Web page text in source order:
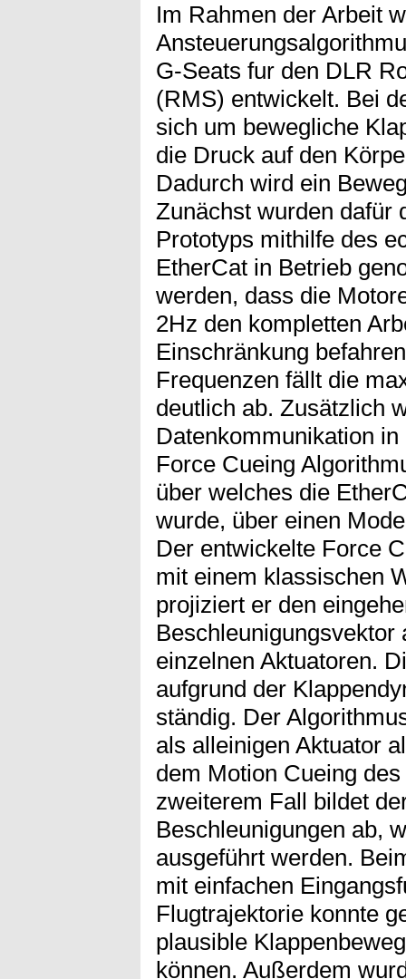
Im Rahmen der Arbeit
G-Seats fur den DLR
(RMS) entwickelt. Bei
sich um bewegliche
die Druck auf den
Dadurch wird ein
Zunächst wurden dafür
Prototyps mithilfe des
EtherCat in Betrieb
werden, dass die
2Hz den kompletten
Einschränkung
Frequenzen fällt die
deutlich ab. Zusätzlich
Datenkommunikation
Force Cueing
über welches die
wurde, über einen
Der entwickelte Force
mit einem klassischen
projiziert er den
einzelnen Aktuatoren.
aufgrund der
ständig. Der
als alleinigen Aktuator
dem Motion Cueing
zweiterem Fall bildet
Beschleunigungen ab,
ausgeführt werden.
mit einfachen
Flugtrajektorie konnte
plausible
können. Außerdem